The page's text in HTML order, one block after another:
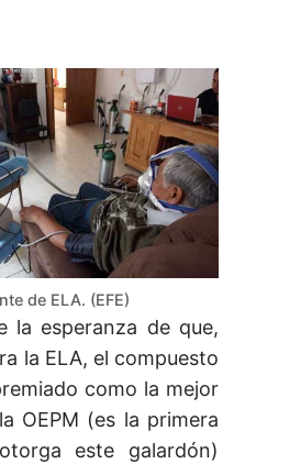
de ELA. (EFE)
la esperanza de que,
la ELA, el compuesto
como la mejor
OEPM (es la primera
este galardón)